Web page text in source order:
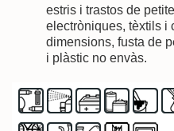
estris i trastos de
electròniques, tèxtils i
dimensions, fusta de
i plàstic no envàs.